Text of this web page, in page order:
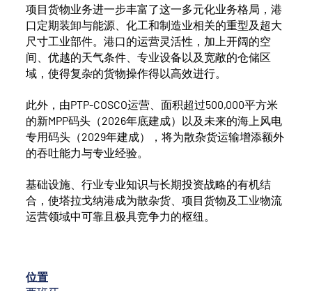
项目货物业务进一步丰富了这一多元化业务格局，港
口定期装卸与能源、化工和制造业相关的重型及超大
尺寸工业部件。港口的运营灵活性，加上开阔的空
间、优越的天气条件、专业设备以及宽敞的仓储区
域，使得复杂的货物操作得以高效进行。
此外，由PTP-COSCO运营、面积超过500,000平方米
的新MPP码头（2026年底建成）以及未来的海上风电
专用码头（2029年建成），将为散杂货运输增添额外
的吞吐能力与专业经验。
基础设施、行业专业知识与长期投资战略的有机结
合，使塔拉戈纳港成为散杂货、项目货物及工业物流
运营领域中可靠且极具竞争力的枢纽。
位置